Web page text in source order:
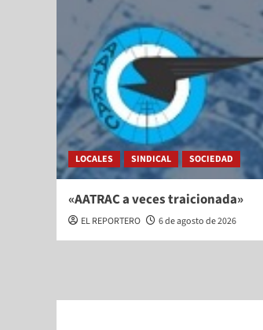
LOCALES SINDICAL SOCIEDAD
«AATRAC a veces traicionada»
EL REPORTERO 6 de agosto de 2026